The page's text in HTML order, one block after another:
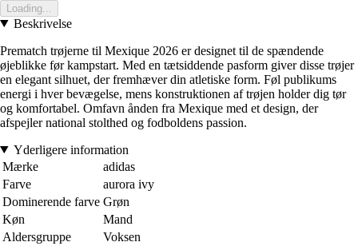
Loading...
Beskrivelse
Prematch trøjerne til Mexique 2026 er designet til de spændende
øjeblikke før kampstart. Med en tætsiddende pasform giver disse trøjer
en elegant silhuet, der fremhæver din atletiske form. Føl publikums
energi i hver bevægelse, mens konstruktionen af trøjen holder dig tør
og komfortabel. Omfavn ånden fra Mexique med et design, der
afspejler national stolthed og fodboldens passion.
Yderligere information
Mærke
adidas
Farve
aurora ivy
Dominerende farve Grøn
Køn
Mand
Aldersgruppe
Voksen